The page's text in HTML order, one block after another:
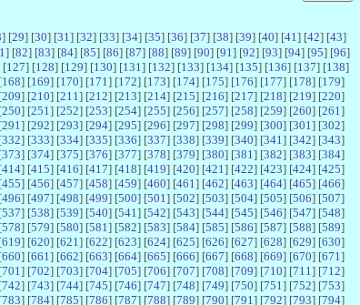
] [29] [30] [31 ] [32] [33] [34] [35] [36] [37] [38] [39] [40] [41 ] [42] [43]
] [82] [83] [84] [85] [86] [87] [88] [89] [90] [91 ] [92] [93] [94] [95] [96]
[127] [128] [129] [130] [131 ] [132] [133] [134] [135] [136] [137] [138]
168] [169] [170] [171 ] [172] [173] [174] [175] [176] [177] [178] [179]
209] [210] [211 ] [212] [213] [214] [215] [216] [217] [218] [219] [220]
250] [251 ] [252] [253] [254] [255] [256] [257] [258] [259] [260] [261 ]
291 ] [292] [293] [294] [295] [296] [297] [298] [299] [300] [301 ] [302]
332] [333] [334] [335] [336] [337] [338] [339] [340] [341 ] [342] [343]
373] [374] [375] [376] [377] [378] [379] [380] [381 ] [382] [383] [384]
414] [415] [416] [417] [418] [419] [420] [421 ] [422] [423] [424] [425]
455] [456] [457] [458] [459] [460] [461 ] [462] [463] [464] [465] [466]
496] [497] [498] [499] [500] [501 ] [502] [503] [504] [505] [506] [507]
537] [538] [539] [540] [541 ] [542] [543] [544] [545] [546] [547] [548]
578] [579] [580] [581 ] [582] [583] [584] [585] [586] [587] [588] [589]
619] [620] [621 ] [622] [623] [624] [625] [626] [627] [628] [629] [630]
660] [661 ] [662] [663] [664] [665] [666] [667] [668] [669] [670] [671 ]
701 ] [702] [703] [704] [705] [706] [707] [708] [709] [710] [711 ] [712]
742] [743] [744] [745] [746] [747] [748] [749] [750] [751 ] [752] [753]
783] [784] [785] [786] [787] [788] [789] [790] [791 ] [792] [793] [794]